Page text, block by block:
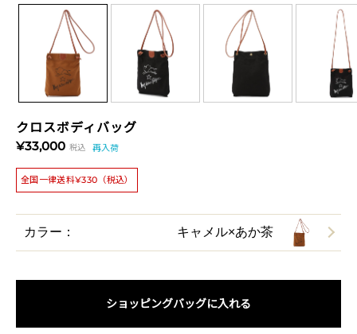
クロスボディバッグ
¥33,000 税込 再入荷
全国一律送料¥330（税込）
カラー： キャメル×あか茶
ショッピングバッグに入れる